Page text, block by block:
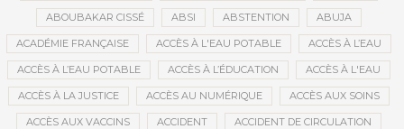
ABOUBAKAR CISSÉ ABSI ABSTENTION ABUJA
ACADÉMIE FRANÇAISE ACCÈS À L'EAU POTABLE ACCÈS À L’EAU
ACCÈS À L’EAU POTABLE ACCÈS À L’ÉDUCATION ACCÈS À L'EAU
ACCÈS À LA JUSTICE ACCÈS AU NUMÉRIQUE ACCÈS AUX SOINS
ACCÈS AUX VACCINS ACCIDENT ACCIDENT DE CIRCULATION